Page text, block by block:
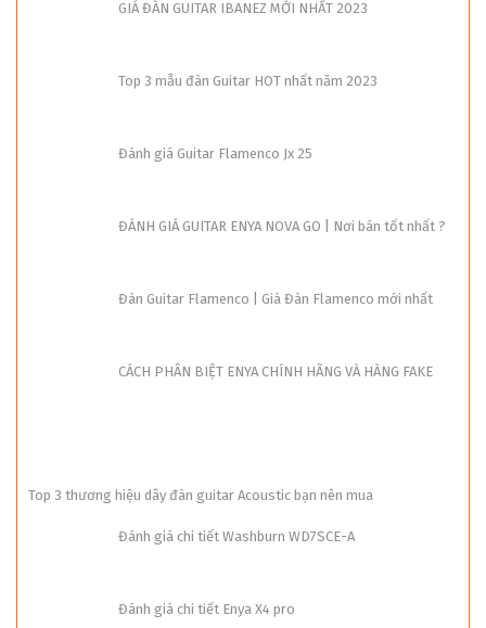
GIÁ ĐÀN GUITAR IBANEZ MỚI NHẤT 2023
Top 3 mẫu đàn Guitar HOT nhất năm 2023
Đánh giá Guitar Flamenco Jx 25
ĐÁNH GIÁ GUITAR ENYA NOVA GO | Nơi bán tốt nhất ?
Đàn Guitar Flamenco | Giá Đàn Flamenco mới nhất
CÁCH PHÂN BIỆT ENYA CHÍNH HÃNG VÀ HÀNG FAKE
Top 3 thương hiệu dây đàn guitar Acoustic bạn nên mua
Đánh giá chi tiết Washburn WD7SCE-A
Đánh giá chi tiết Enya X4 pro